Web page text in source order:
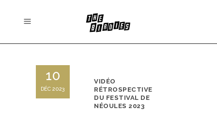
10
DÉC 2023
VIDÉO
RÉTROSPECTIVE
DU FESTIVAL DE
NÉOULES 2023